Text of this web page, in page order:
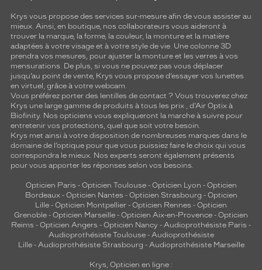
Krys vous propose des services sur-mesure afin de vous assister au
mieux. Ainsi, en boutique, nos collaborateurs vous aideront à
trouver la marque, la forme, la couleur, la monture et la matière
adaptées à votre visage et à votre style de vie. Une colonne 3D
prendra vos mesures, pour ajuster la monture et les verres à vos
mensurations. De plus, si vous ne pouvez pas vous déplacer
jusqu’au point de vente, Krys vous propose d’essayer vos lunettes
en virtuel, grâce à votre webcam.
Vous préférez porter des lentilles de contact ? Vous trouverez chez
Krys une large gamme de produits à tous les prix , d’Air Optix à
Biofinity. Nos opticiens vous expliqueront la marche à suivre pour
entretenir vos protections, quel que soit votre besoin.
Krys met ainsi à votre disposition de nombreuses marques dans le
domaine de l’optique pour que vous puissiez faire le choix qui vous
correspondra le mieux. Nos experts seront également présents
pour vous apporter les réponses selon vos besoins.
Opticien Paris - Opticien Toulouse- Opticien Lyon - Opticien
Bordeaux- Opticien Nantes - Opticien Strasbourg - Opticien
Lille - Opticien Montpellier - Opticien Rennes - Opticien
Grenoble - Opticien Marseille - Opticien Aix-en-Provence - Opticien
Reims - Opticien Angers - Opticien Nancy - Audioprothésiste Paris -
Audioprothésiste Toulouse- Audioprothésiste
Lille- Audioprothésiste Strasbourg - Audioprothésiste Marseille
Krys, Opticien en ligne :